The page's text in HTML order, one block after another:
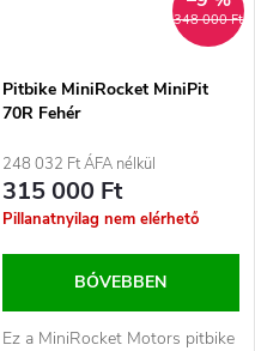
348 000 Ft
Pitbike MiniRocket MiniPit
70R Fehér
248 032 Ft ÁFA nélkül
315 000 Ft
Pillanatnyilag nem elérhető
BŐVEBBEN
Ez a MiniRocket Motors pitbike